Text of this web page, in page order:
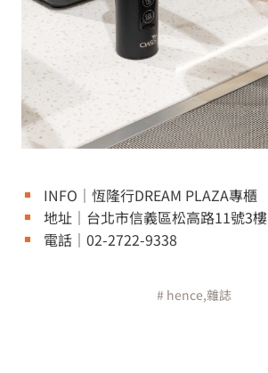
INFO｜恆隆行DREAM PLAZA專櫃
地址｜台北市信義區松高路11號3樓
電話｜02-2722-9338
# hence,雜誌